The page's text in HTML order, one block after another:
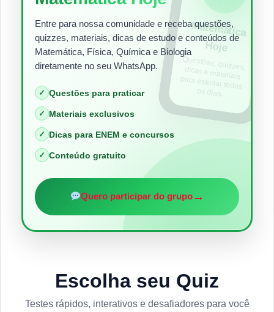
Entre para nossa comunidade e receba questões,
quizzes, materiais, dicas de estudo e conteúdos de
Matemática, Física, Química e Biologia
diretamente no seu WhatsApp.
✓ Questões para praticar
✓ Materiais exclusivos
✓ Dicas para ENEM e concursos
✓ Conteúdo gratuito
Quero participar do grupo→
Matem
ática
Hoje
Questões, quizzes,
dicas e materiais
para estudar todos
os dias.
Escolha seu Quiz
Testes rápidos, interativos e desafiadores para você